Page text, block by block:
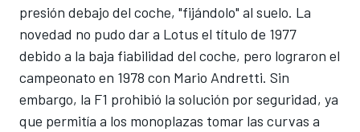
presión debajo del coche, "fijándolo" al suelo. La
novedad no pudo dar a Lotus el título de 1977
debido a la baja fiabilidad del coche, pero lograron el
campeonato en 1978 con Mario Andretti. Sin
embargo, la F1 prohibió la solución por seguridad, ya
que permitía a los monoplazas tomar las curvas a